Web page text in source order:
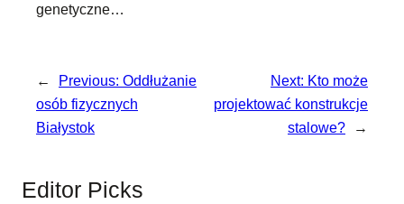
genetyczne…
← Previous: Oddłużanie
osób fizycznych
Białystok
Next: Kto może
projektować konstrukcje
stalowe?
→
Editor Picks